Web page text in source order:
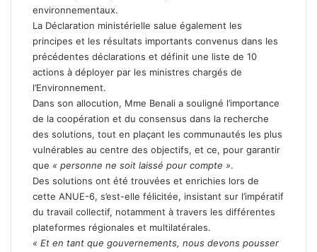
environnementaux.
La Déclaration ministérielle salue également les
principes et les résultats importants convenus dans les
précédentes déclarations et définit une liste de 10
actions à déployer par les ministres chargés de
l’Environnement.
Dans son allocution, Mme Benali a souligné l’importance
de la coopération et du consensus dans la recherche
des solutions, tout en plaçant les communautés les plus
vulnérables au centre des objectifs, et ce, pour garantir
que « personne ne soit laissé pour compte ».
Des solutions ont été trouvées et enrichies lors de
cette ANUE-6, s’est-elle félicitée, insistant sur l’impératif
du travail collectif, notamment à travers les différentes
plateformes régionales et multilatérales.
« Et en tant que gouvernements, nous devons pousser